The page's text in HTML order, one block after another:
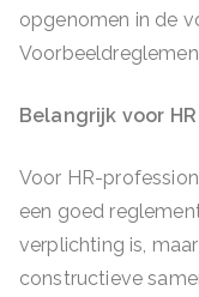
opgenomen in de
Belangrijk voor
Voor HR-
een goed
verplichting is,
constructieve